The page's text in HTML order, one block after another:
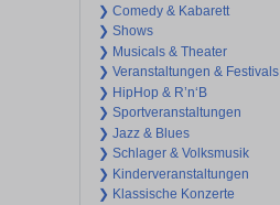
❯ Comedy & Kabarett
❯ Shows
❯ Musicals & Theater
❯ Veranstaltungen & Festivals
❯ HipHop & R’n‘B
❯ Sportveranstaltungen
❯ Jazz & Blues
❯ Schlager & Volksmusik
❯ Kinderveranstaltungen
❯ Klassische Konzerte